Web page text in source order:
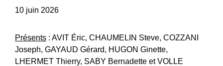
10 juin 2026
Présents : AVIT Éric, CHAUMELIN Steve, COZZANI
Joseph, GAYAUD Gérard, HUGON Ginette,
LHERMET Thierry, SABY Bernadette et VOLLE